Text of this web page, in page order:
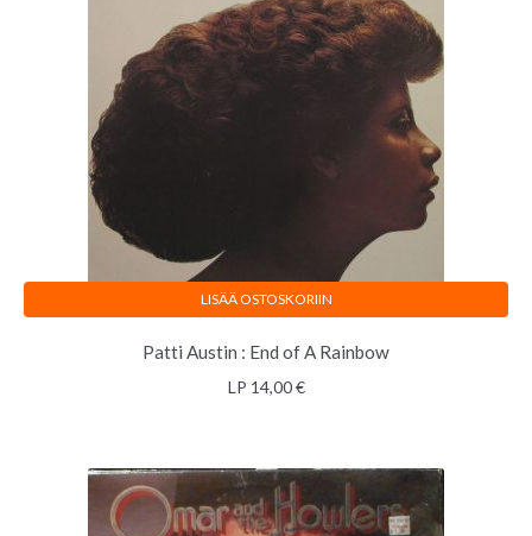
Patti Austin : End of A Rainbow
LP 14,00€
LISÄÄ OSTOSKORIIN